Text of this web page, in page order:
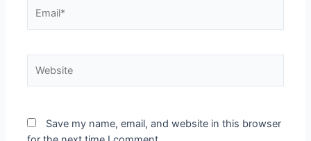
Save my name, email, and website in this browser